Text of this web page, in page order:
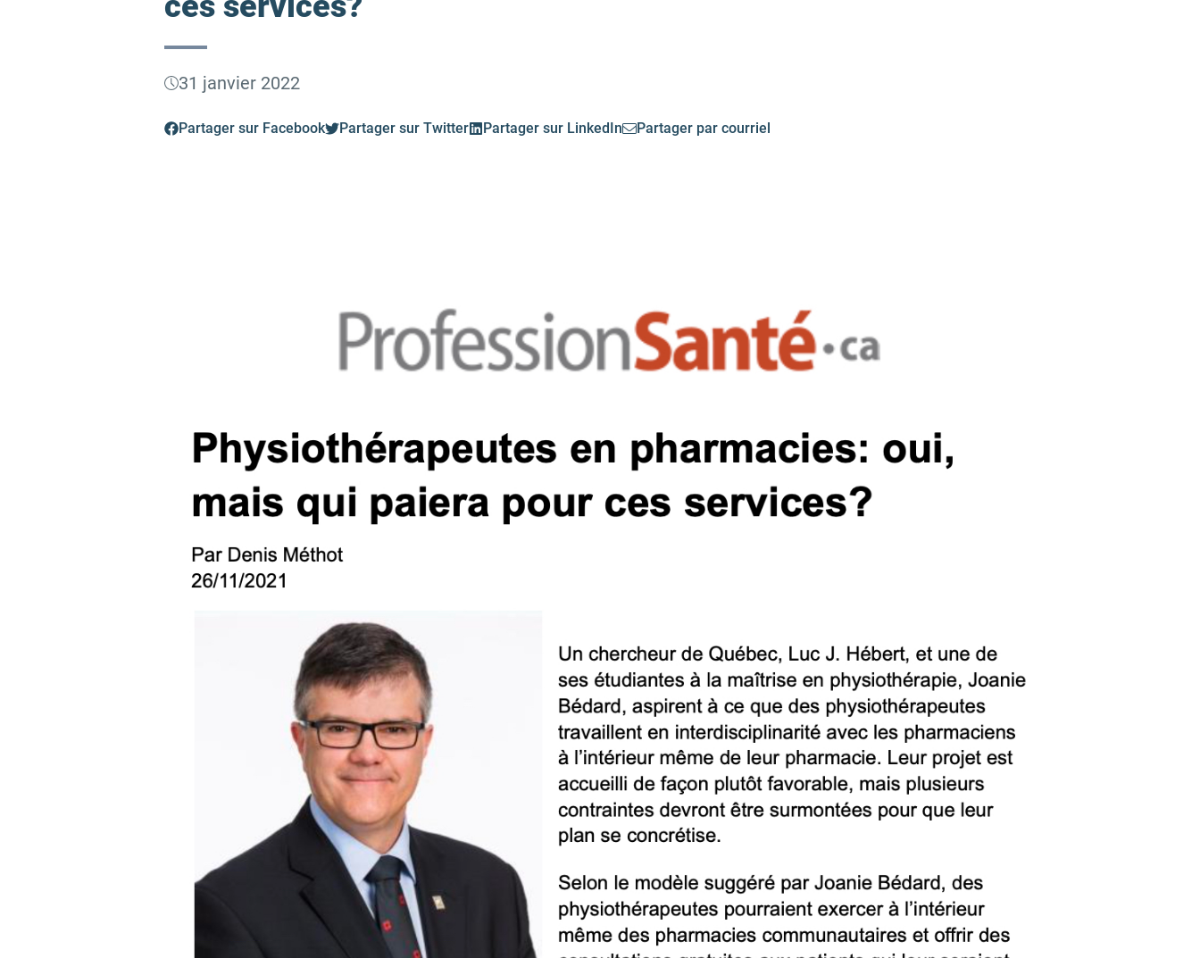
31 janvier 2022
Partager sur Facebook Partager sur Twitter Partager sur LinkedIn Partager par courriel